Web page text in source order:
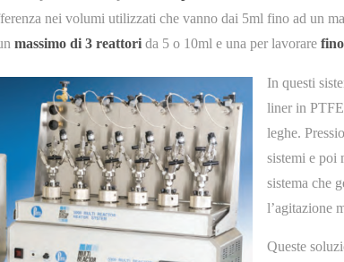
nei volumi utilizzati che vanno dai 5ml fino ad un
massimo di 3 reattori da 5 o 10ml e una per lavorare
In questi
liner in
leghe.
sistemi e poi
sistema che
l’agitazione
Queste